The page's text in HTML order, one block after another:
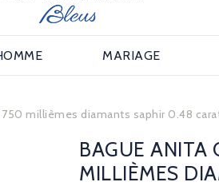
MARIAGE
750 millièmes diamants saphir 0.48
BAGUE ANITA
MILLIÈMES